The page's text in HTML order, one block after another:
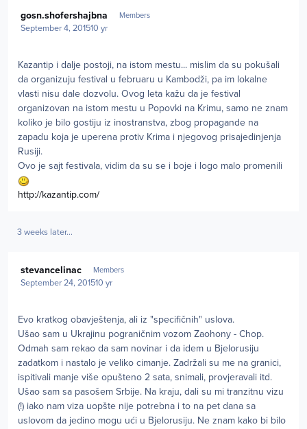
gosn.shofershajbna Members
September 4, 201510 yr
Kazantip i dalje postoji, na istom mestu... mislim da su pokušali
da organizuju festival u februaru u Kambodži, pa im lokalne
vlasti nisu dale dozvolu. Ovog leta kažu da je festival
organizovan na istom mestu u Popovki na Krimu, samo ne znam
koliko je bilo gostiju iz inostranstva, zbog propagande na
zapadu koja je uperena protiv Krima i njegovog prisajedinjenja
Rusiji.
Ovo je sajt festivala, vidim da su se i boje i logo malo promenili
http://kazantip.com/
3 weeks later...
stevancelinac Members
September 24, 201510 yr
Evo kratkog obavještenja, ali iz "specifičnih" uslova.
Ušao sam u Ukrajinu pograničnim vozom Zaohony - Chop.
Odmah sam rekao da sam novinar i da idem u Bjelorusiju
zadatkom i nastalo je veliko cimanje. Zadržali su me na granici,
ispitivali manje više opušteno 2 sata, snimali, provjeravali itd.
Ušao sam sa pasošem Srbije. Na kraju, dali su mi tranzitnu vizu
(!) iako nam viza uopšte nije potrebna i to na pet dana sa
uslovom da jedino mogu ući u Bjelorusiju. Ne znam kako bi bilo